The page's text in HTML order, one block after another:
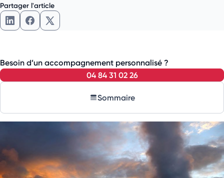
Partager l'article
Besoin d’un accompagnement personnalisé ?
04 84 31 02 26
Sommaire